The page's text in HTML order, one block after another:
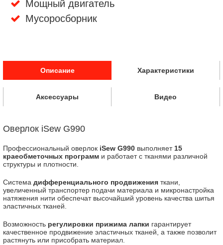
Мощный двигатель
Мусоросборник
Описание Характеристики
Аксессуары Видео
Оверлок iSew G990
Профессиональный оверлок iSew G990 выполняет 15
краеобметочных программ и работает с тканями различной
структуры и плотности.
Система дифференциального продвижения ткани,
увеличенный транспортер подачи материала и микронастройка
натяжения нити обеспечат высочайший уровень качества шитья
эластичных тканей.
Возможность регулировки прижима лапки гарантирует
качественное продвижение эластичных тканей, а также позволит
растянуть или присобрать материал.